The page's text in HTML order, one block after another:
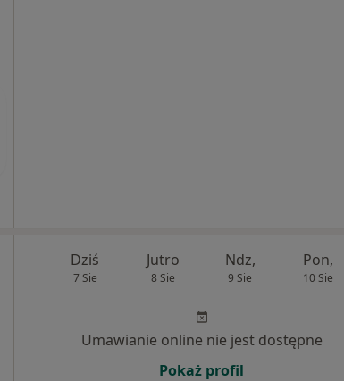
Dziś
7 Sie
Jutro
8 Sie
Ndz,
9 Sie
Pon,
10 Sie
Umawianie online nie jest dostępne
Pokaż profil